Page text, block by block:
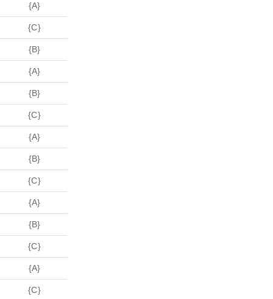
{A}
{C}
{B}
{A}
{B}
{C}
{A}
{B}
{C}
{A}
{B}
{C}
{A}
{C}